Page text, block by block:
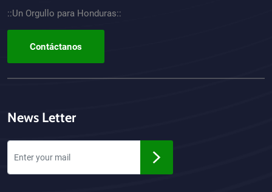
::Un Orgullo para Honduras::
Contáctanos
News Letter